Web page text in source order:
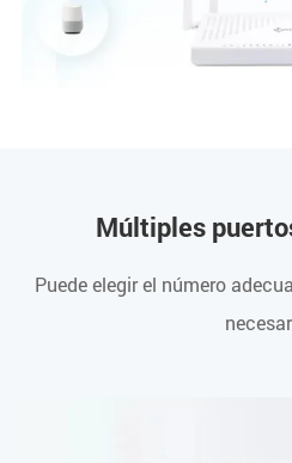
Múltiples
Puede elegir el número